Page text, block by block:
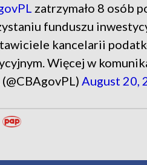
zatrzymało 8 osób
funduszu
kancelarii
Więcej w
August 20,